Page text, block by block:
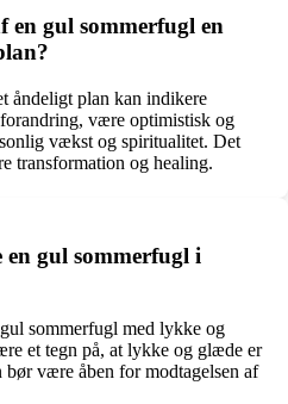
gul sommerfugl en
åndeligt plan kan indikere
være optimistisk og
vækst og spiritualitet. Det
transformation og healing.
en gul sommerfugl i
sommerfugl med lykke og
et tegn på, at lykke og glæde er
være åben for modtagelsen af